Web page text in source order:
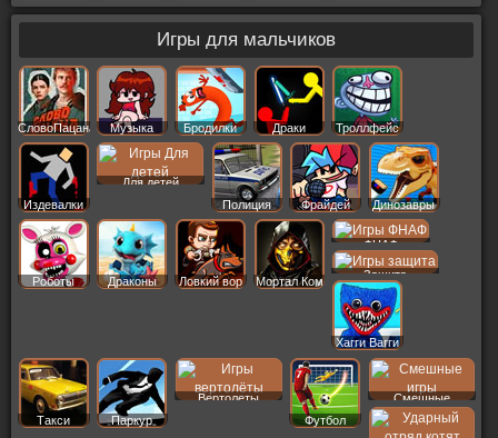
Игры для мальчиков
СловоПацана Музыка Бродилки Драки Троллфейс
Издевалки
Для детей
Полиция
Фрайдей Динозавры
Роботы Драконы Ловкий вор Мортал Ком
ФНАФ
Защита
Хагги Вагги
Такси Паркур
Вертолеты
Футбол
Смешные